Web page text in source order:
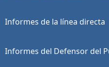
Informes de la línea directa
Informes del Defensor del